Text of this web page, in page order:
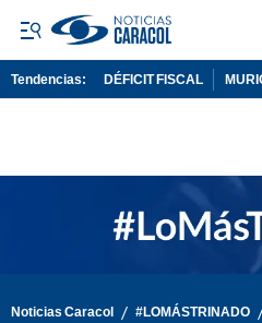
Tendencias: DÉFICIT FISCAL
Noticias Caracol / #LOMÁSTRINADO